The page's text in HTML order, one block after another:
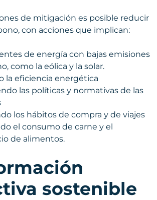
de mitigación es posible reducir
con acciones que implican:
de energía con bajas emisiones
como la eólica y la solar.
la eficiencia energética
las políticas y normativas de las
los hábitos de compra y de viajes
el consumo de carne y el
de alimentos.
sostenible